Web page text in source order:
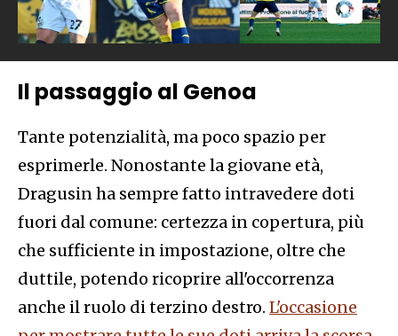
Il passaggio al Genoa
Tante potenzialità, ma poco spazio per
esprimerle. Nonostante la giovane età,
Dragusin ha sempre fatto intravedere doti
fuori dal comune: certezza in copertura, più
che sufficiente in impostazione, oltre che
duttile, potendo ricoprire all'occorrenza
anche il ruolo di terzino destro. L'occasione